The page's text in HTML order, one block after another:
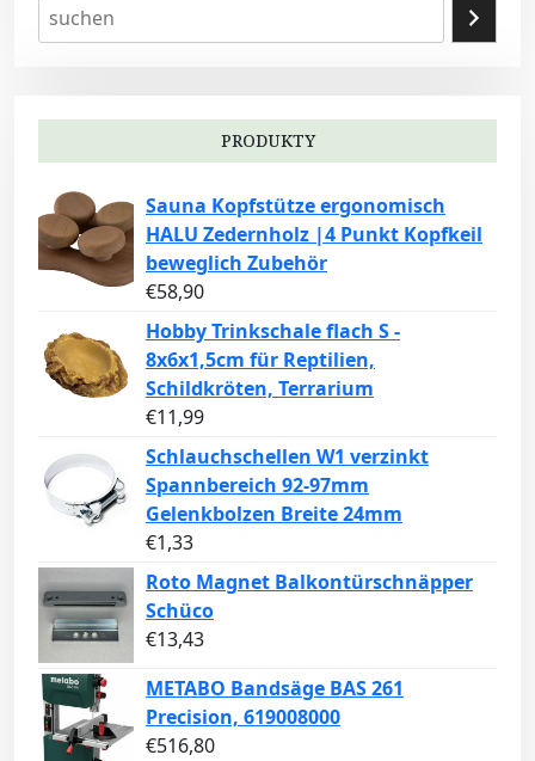
PRODUKTY
Sauna Kopfstütze ergonomisch
HALU Zedernholz |4 Punkt Kopfkeil
beweglich Zubehör
€58,90
Hobby Trinkschale flach S -
8x6x1,5cm für Reptilien,
Schildkröten, Terrarium
€11,99
Schlauchschellen W1 verzinkt
Spannbereich 92-97mm
Gelenkbolzen Breite 24mm
€1,33
Roto Magnet Balkontürschnäpper
Schüco
€13,43
METABO Bandsäge BAS 261
Precision, 619008000
€516,80